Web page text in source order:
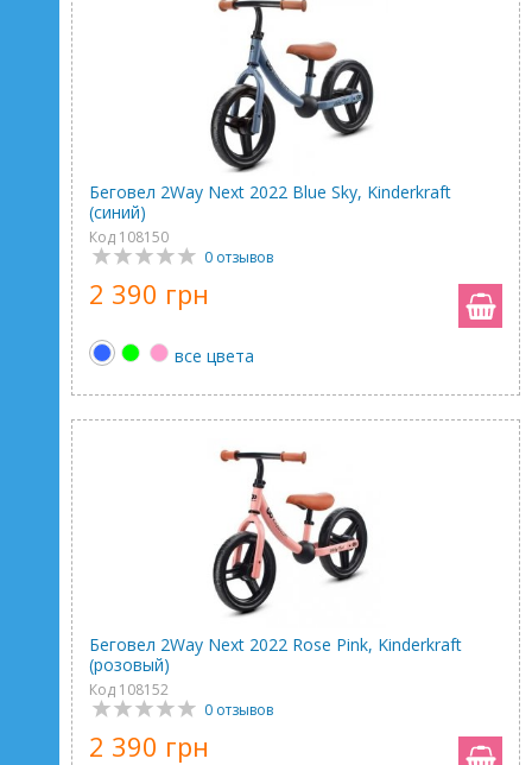
Беговел 2Way Next 2022 Blue Sky, Kinderkraft
(синий)
Код 108150
0 отзывов
2 390 грн
все цвета
Беговел 2Way Next 2022 Rose Pink, Kinderkraft
(розовый)
Код 108152
0 отзывов
2 390 грн